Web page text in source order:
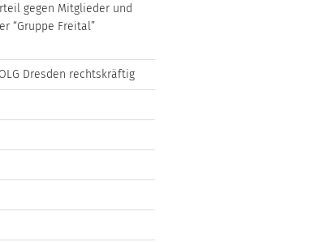
gegen Mitglieder und
“Gruppe Freital”
Dresden rechtskräftig